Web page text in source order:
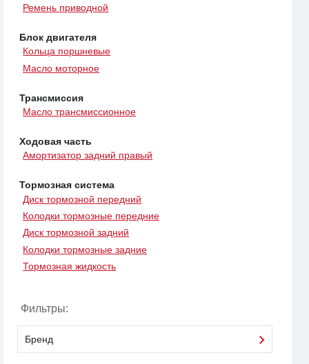
Ремень приводной
Блок двигателя
Кольца поршневые
Масло моторное
Трансмиссия
Масло трансмиссионное
Ходовая часть
Амортизатор задний правый
Тормозная система
Диск тормозной передний
Колодки тормозные передние
Диск тормозной задний
Колодки тормозные задние
Тормозная жидкость
Фильтры:
Бренд